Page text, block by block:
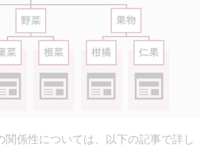
関係性については、以下の記事で詳し